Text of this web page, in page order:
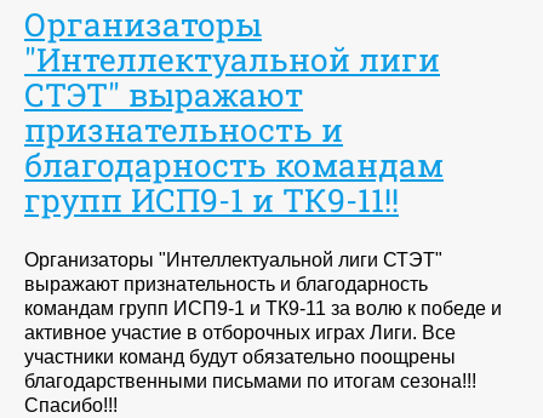
Организаторы
"Интеллектуальной лиги
СТЭТ" выражают
признательность и
благодарность командам
групп ИСП9-1 и ТК9-11!!
Организаторы "Интеллектуальной лиги СТЭТ"
выражают признательность и благодарность
командам групп ИСП9-1 и ТК9-11 за волю к победе и
активное участие в отборочных играх Лиги. Все
участники команд будут обязательно поощрены
благодарственными письмами по итогам сезона!!!
Спасибо!!!